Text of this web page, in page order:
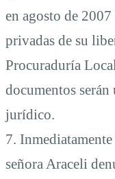
en agosto de
privadas de su
Procuraduría
documentos
jurídico.
7.
señora Araceli